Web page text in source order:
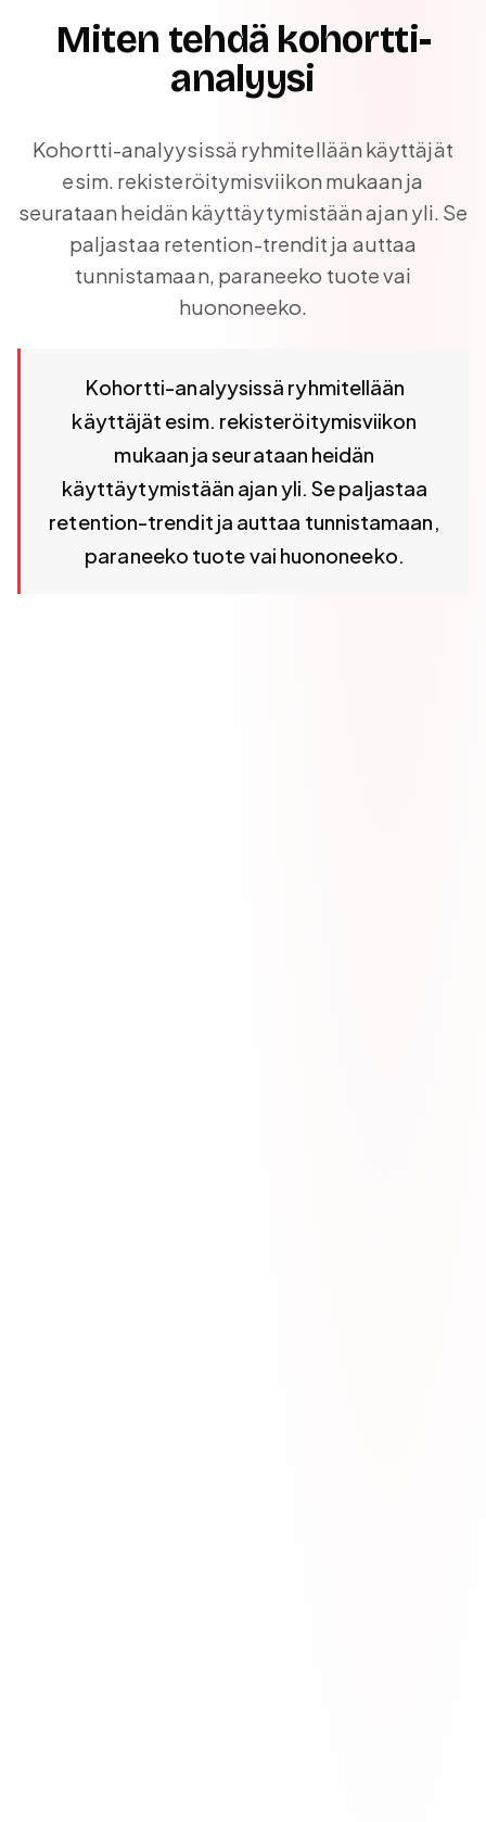
Miten tehdä kohortti-
analyysi
Kohortti-analyysissä ryhmitellään käyttäjät
esim. rekisteröitymisviikon mukaan ja
seurataan heidän käyttäytymistään ajan yli. Se
paljastaa retention-trendit ja auttaa
tunnistamaan, paraneeko tuote vai
huononeeko.
Kohortti-analyysissä ryhmitellään
käyttäjät esim. rekisteröitymisviikon
mukaan ja seurataan heidän
käyttäytymistään ajan yli. Se paljastaa
retention-trendit ja auttaa tunnistamaan,
paraneeko tuote vai huononeeko.